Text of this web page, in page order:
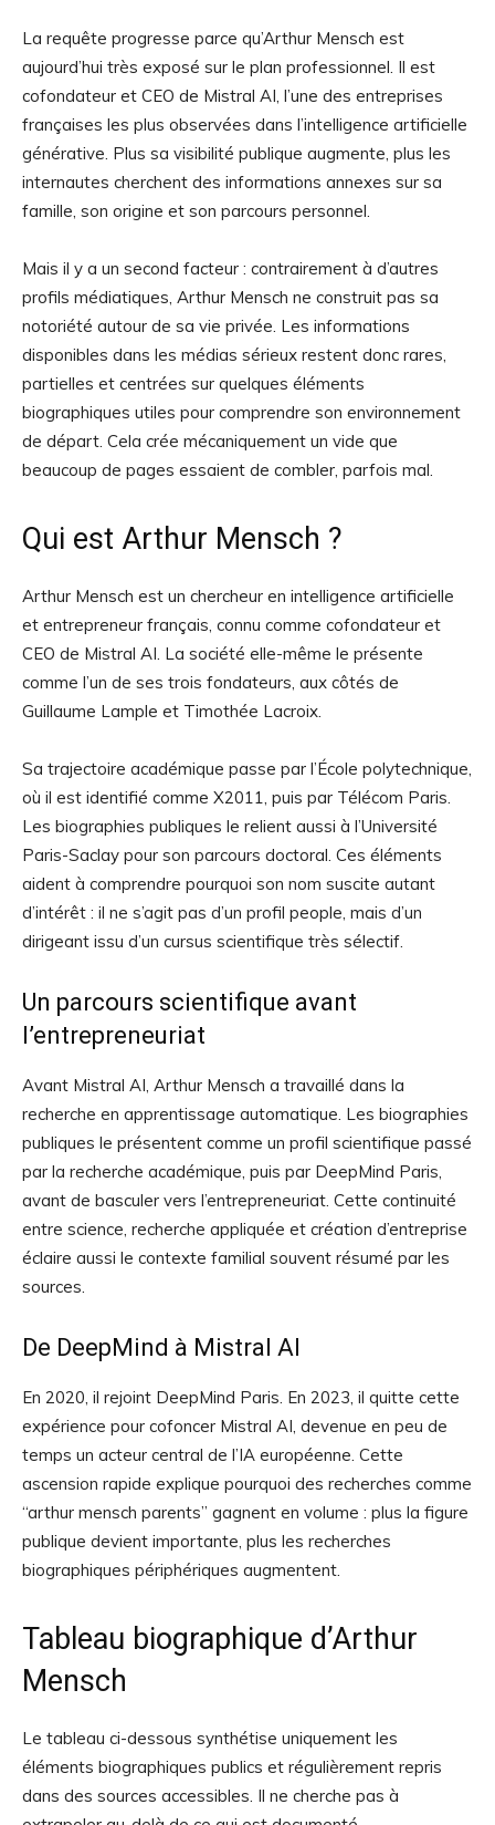
La requête progresse parce qu’Arthur Mensch est
aujourd’hui très exposé sur le plan professionnel. Il est
cofondateur et CEO de Mistral AI, l’une des entreprises
françaises les plus observées dans l’intelligence artificielle
générative. Plus sa visibilité publique augmente, plus les
internautes cherchent des informations annexes sur sa
famille, son origine et son parcours personnel.
Mais il y a un second facteur : contrairement à d’autres
profils médiatiques, Arthur Mensch ne construit pas sa
notoriété autour de sa vie privée. Les informations
disponibles dans les médias sérieux restent donc rares,
partielles et centrées sur quelques éléments
biographiques utiles pour comprendre son environnement
de départ. Cela crée mécaniquement un vide que
beaucoup de pages essaient de combler, parfois mal.
Qui est Arthur Mensch ?
Arthur Mensch est un chercheur en intelligence artificielle
et entrepreneur français, connu comme cofondateur et
CEO de Mistral AI. La société elle-même le présente
comme l’un de ses trois fondateurs, aux côtés de
Guillaume Lample et Timothée Lacroix.
Sa trajectoire académique passe par l’École polytechnique,
où il est identifié comme X2011, puis par Télécom Paris.
Les biographies publiques le relient aussi à l’Université
Paris-Saclay pour son parcours doctoral. Ces éléments
aident à comprendre pourquoi son nom suscite autant
d’intérêt : il ne s’agit pas d’un profil people, mais d’un
dirigeant issu d’un cursus scientifique très sélectif.
Un parcours scientifique avant
l’entrepreneuriat
Avant Mistral AI, Arthur Mensch a travaillé dans la
recherche en apprentissage automatique. Les biographies
publiques le présentent comme un profil scientifique passé
par la recherche académique, puis par DeepMind Paris,
avant de basculer vers l’entrepreneuriat. Cette continuité
entre science, recherche appliquée et création d’entreprise
éclaire aussi le contexte familial souvent résumé par les
sources.
De DeepMind à Mistral AI
En 2020, il rejoint DeepMind Paris. En 2023, il quitte cette
expérience pour cofoncer Mistral AI, devenue en peu de
temps un acteur central de l’IA européenne. Cette
ascension rapide explique pourquoi des recherches comme
“arthur mensch parents” gagnent en volume : plus la figure
publique devient importante, plus les recherches
biographiques périphériques augmentent.
Tableau biographique d’Arthur
Mensch
Le tableau ci-dessous synthétise uniquement les
éléments biographiques publics et régulièrement repris
dans des sources accessibles. Il ne cherche pas à